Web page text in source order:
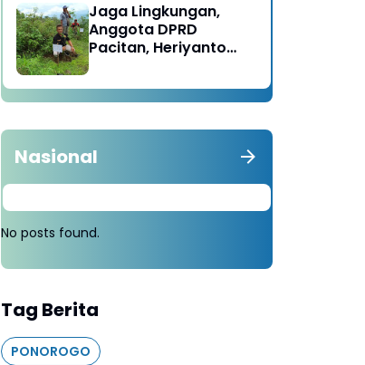
Karesidenan Madiun
Raya
Jaga Lingkungan,
Anggota DPRD
Pacitan, Heriyanto
Tebang 100 Pohon
diganti Tanam 1000
Nasional
No posts found.
Tag Berita
PONOROGO